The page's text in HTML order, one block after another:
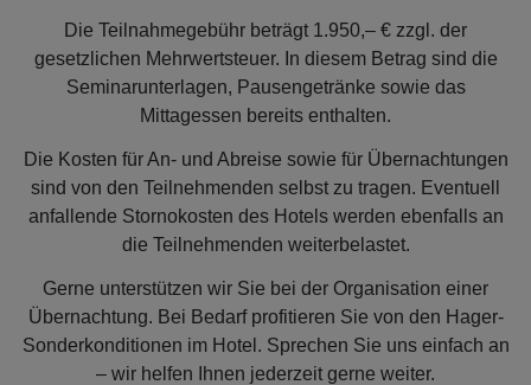
Die Teilnahmegebühr beträgt 1.950,– € zzgl. der
gesetzlichen Mehrwertsteuer. In diesem Betrag sind die
Seminarunterlagen, Pausengetränke sowie das
Mittagessen bereits enthalten.
Die Kosten für An- und Abreise sowie für Übernachtungen
sind von den Teilnehmenden selbst zu tragen. Eventuell
anfallende Stornokosten des Hotels werden ebenfalls an
die Teilnehmenden weiterbelastet.
Gerne unterstützen wir Sie bei der Organisation einer
Übernachtung. Bei Bedarf profitieren Sie von den Hager-
Sonderkonditionen im Hotel. Sprechen Sie uns einfach an
– wir helfen Ihnen jederzeit gerne weiter.